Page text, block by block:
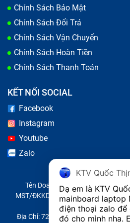
Mùi khét hoặc nhiệt độ quá
hoặc máy quá nóng tại khu
mạch chủ.
Nguyên nhân gây hỏng
Một số yếu tố có liên quan đến
lượng mainboard laptop Msi
dụng:
Sốc điện hoặc nguồn
cháy nổ linh kiện trên bo
Chính Sách Bảo Mật
Chính Sách Đổi Trả
Chính Sách Vận Chuyển
Chính Sách Hoàn Tiền
Chính Sách Thanh Toán
KẾT NỐI SOCIAL
Facebook
Instagram
Youtube
Zalo
Tên Doanh Nghiệp: CÔNG TY
MST/ĐKKD/QĐTL: 0316569346 do
14/04/2023
Địa Chỉ: 721 Trường Chinh, Phường
KTV Quốc
Dạ em là KTV
mainboard laptop
điện thoại zalo để
đó cho mình nha.